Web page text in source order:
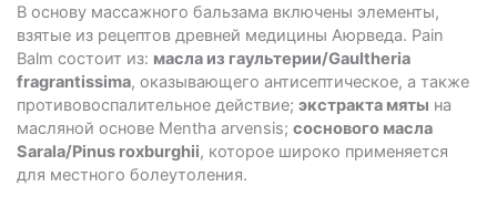
В основу массажного бальзама включены элементы,
взятые из рецептов древней медицины Аюрведа. Pain
Balm состоит из: масла из гаультерии/Gaultheria
fragrantissima, оказывающего антисептическое, а также
противовоспалительное действие; экстракта мяты на
масляной основе Mentha arvensis; соснового масла
Sarala/Pinus roxburghii, которое широко применяется
для местного болеутоления.